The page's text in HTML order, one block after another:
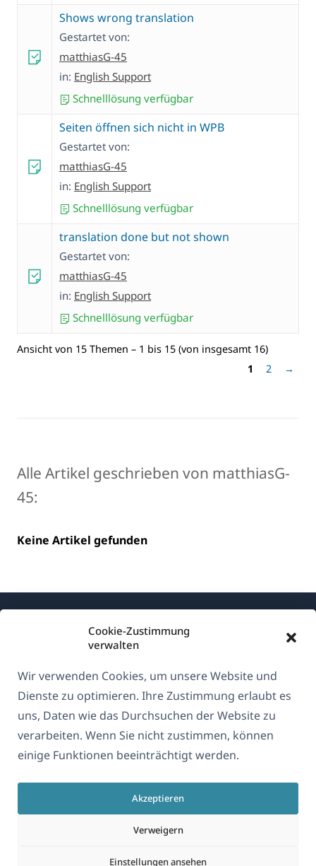
Cookie-Zustimmung
verwalten
Wir verwenden Cookies, um unsere Website und
Dienste zu optimieren. Ihre Zustimmung erlaubt es
uns, Daten wie das Durchsuchen der Website zu
verarbeiten. Wenn Sie nicht zustimmen, können
einige Funktionen beeinträchtigt werden.
Akzeptieren
Verweigern
Einstellungen ansehen
Shows wrong translation
Gestartet von:
matthiasG-45
in: English Support
Schnelllösung verfügbar
Seiten öffnen sich nicht in WPB
Gestartet von:
matthiasG-45
in: English Support
Schnelllösung verfügbar
translation done but not shown
Gestartet von:
matthiasG-45
in: English Support
Schnelllösung verfügbar
Ansicht von 15 Themen – 1 bis 15 (von insgesamt 16)
1
2 →
Alle Artikel geschrieben von matthiasG-
45:
Keine Artikel gefunden
Deutsch
Über WPML
DSGVO & Datenschutzrichtlinie
Unserem Team beitreten(öffnet
in
Fenster)
in
einem
neuen
Fenster)
(öffnet
in
einem
neuen
Fenster)
in
neuen